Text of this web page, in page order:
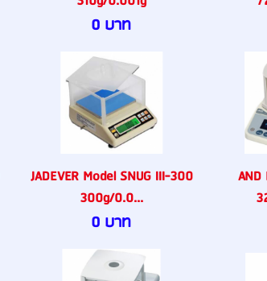
0 บาท
JADEVER Model SNUG III-300
300g/0.0...
0 บาท